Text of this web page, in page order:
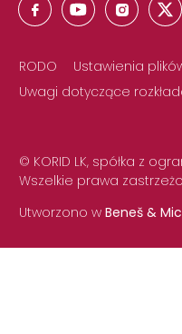
RODO
Ustawienia
Uwagi dotyczące
© KORID LK, spółka z
Wszelkie prawa
Utworzono w Beneš &